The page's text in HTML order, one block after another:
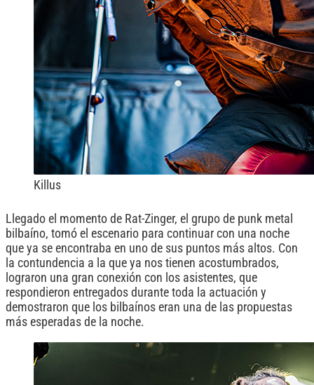
Killus
Llegado el momento de Rat-Zinger, el grupo de punk metal
bilbaíno, tomó el escenario para continuar con una noche
que ya se encontraba en uno de sus puntos más altos. Con
la contundencia a la que ya nos tienen acostumbrados,
lograron una gran conexión con los asistentes, que
respondieron entregados durante toda la actuación y
demostraron que los bilbaínos eran una de las propuestas
más esperadas de la noche.